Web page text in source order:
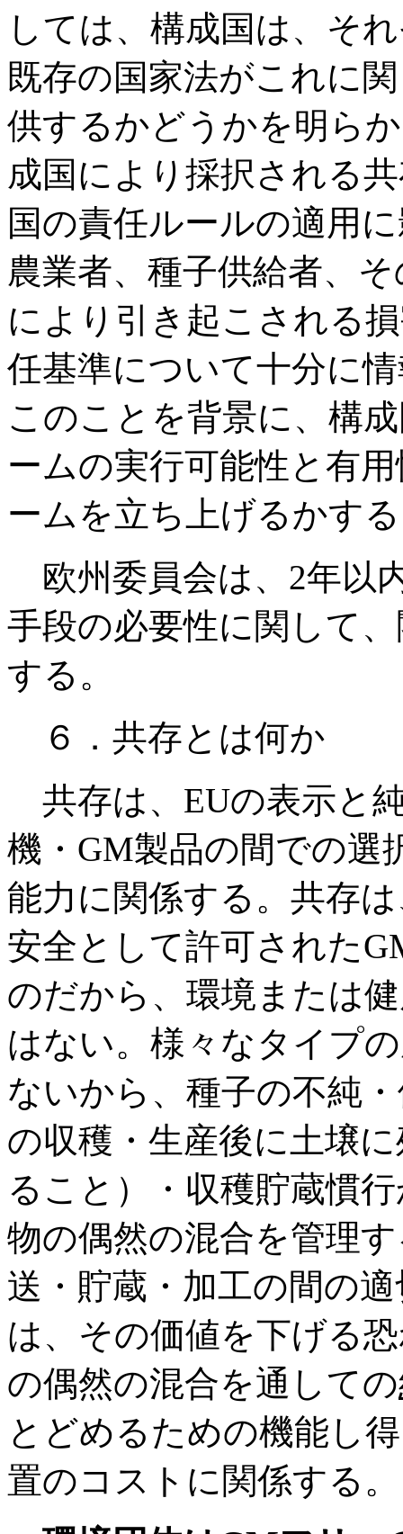
しては、構成国は、そ
既存の国家法がこれに
供するかどうかを明ら
成国により採択される
国の責任ルールの適用
農業者、種子供給者、
により引き起こされる
任基準について十分に
このことを背景に、構
ームの実行可能性と有
ームを立ち上げるかす
欧州委員会は、2年以
手段の必要性に関して
する。
６．共存とは何か
共存は、EUの表示と
機・GM製品の間での選
能力に関係する。共存
安全として許可された
のだから、環境または
はない。様々なタイプ
ないから、種子の不純
の収穫・生産後に土壌
ること）・収穫貯蔵慣
物の偶然の混合を管理
送・貯蔵・加工の間の
は、その価値を下げる
の偶然の混合を通しての
とどめるための機能し
置のコストに関係する。